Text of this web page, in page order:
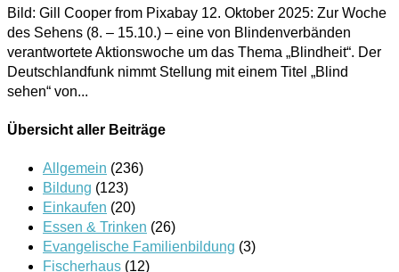
Bild: Gill Cooper from Pixabay 12. Oktober 2025: Zur Woche
des Sehens (8. – 15.10.) – eine von Blindenverbänden
verantwortete Aktionswoche um das Thema „Blindheit“. Der
Deutschlandfunk nimmt Stellung mit einem Titel „Blind
sehen“ von...
Übersicht aller Beiträge
Allgemein (236)
Bildung (123)
Einkaufen (20)
Essen & Trinken (26)
Evangelische Familienbildung (3)
Fischerhaus (12)